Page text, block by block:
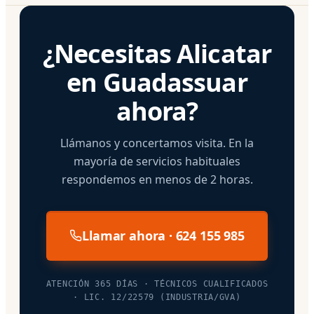
¿Necesitas Alicatar
en Guadassuar
ahora?
Llámanos y concertamos visita. En la
mayoría de servicios habituales
respondemos en menos de 2 horas.
Llamar ahora · 624 155 985
ATENCIÓN 365 DÍAS · TÉCNICOS CUALIFICADOS
· LIC. 12/22579 (INDUSTRIA/GVA)